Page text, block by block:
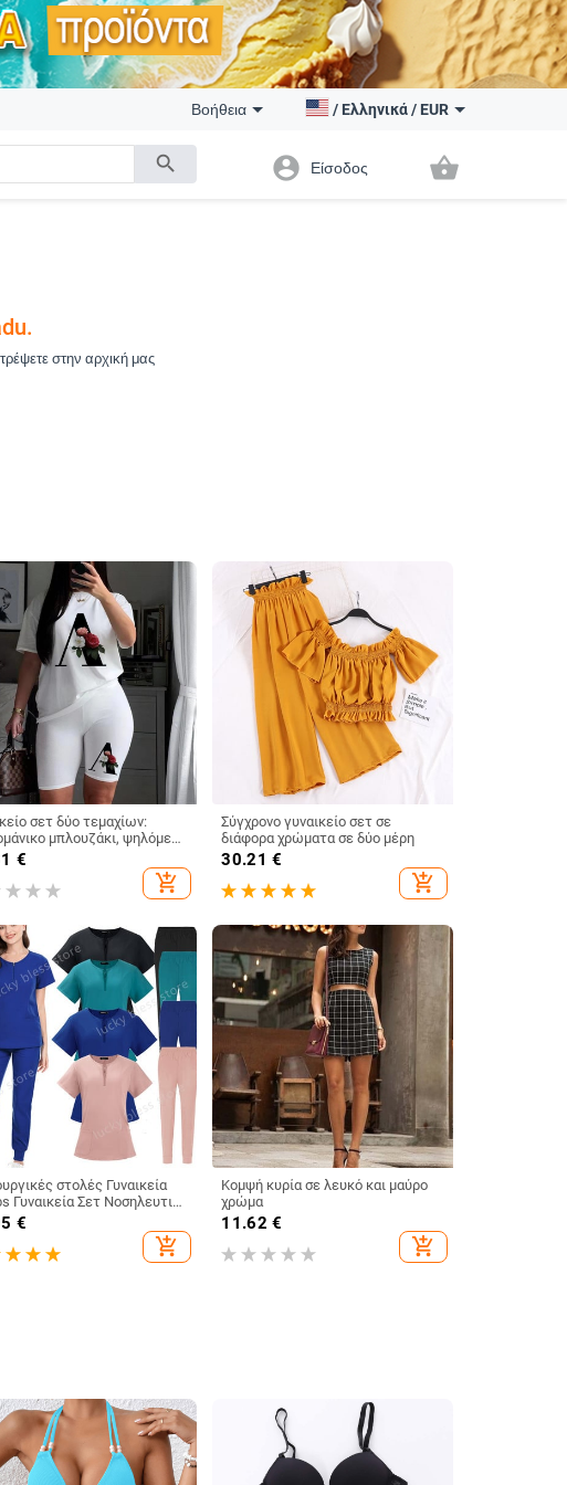
search
Βοήθεια / Ελληνικά/ EUR
account_circle Είσοδος shopping_basket
στην αρχική μας
σετ δύο τεμαχίων:
μπλουζάκι, ψηλόμεσο
με φαρδιά μπατζάκια,
κοστούμι με λογότυπο για
€
add_shopping_cart
Σύγχρονο γυναικείο σετ σε
διάφορα χρώματα σε δύο μέρη
30.21 €
add_shopping_cart
στολές Γυναικεία
Γυναικεία Σετ Νοσηλευτικά
Τοπ + Παντελόνι
Κοστούμια
€
add_shopping_cart
Κομψή κυρία σε λευκό και μαύρο
χρώμα
11.62 €
add_shopping_cart